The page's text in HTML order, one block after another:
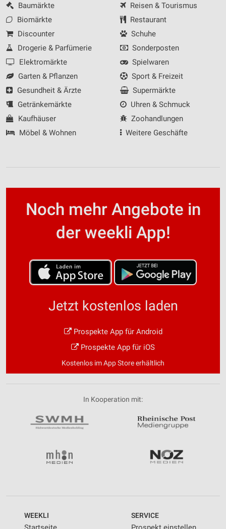
Baumärkte
Biomärkte
Discounter
Drogerie & Parfümerie
Elektromärkte
Garten & Pflanzen
Gesundheit & Ärzte
Getränkemärkte
Kaufhäuser
Möbel & Wohnen
Reisen & Tourismus
Restaurant
Schuhe
Sonderposten
Spielwaren
Sport & Freizeit
Supermärkte
Uhren & Schmuck
Zoohandlungen
Weitere Geschäfte
Noch mehr Angebote in
der weekli App!
Jetzt kostenlos laden
Prospekte App für Android
Prospekte App für iOS
Kostenlos im App Store erhältlich
In Kooperation mit:
WEEKLI SERVICE